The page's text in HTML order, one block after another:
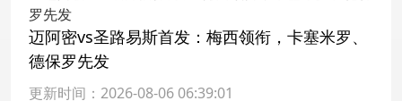
迈阿密vs圣路易斯首发：梅西领衔，卡塞米罗、
德保罗先发
更新时间：2026-08-06 06:39:01